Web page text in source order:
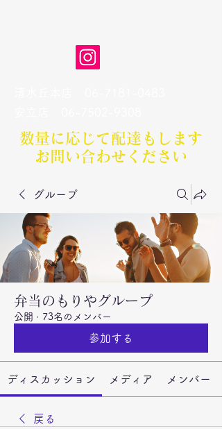
数量に応じて配達もします​
お問い合わせください
グループ
弁当のもりやグループ
公開 · 73名のメンバー
参加する
ディスカッション メディア メンバー
戻る